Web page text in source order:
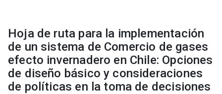
Hoja de ruta para la implementación
de un sistema de Comercio de gases
efecto invernadero en Chile: Opciones
de diseño básico y consideraciones
de políticas en la toma de decisiones